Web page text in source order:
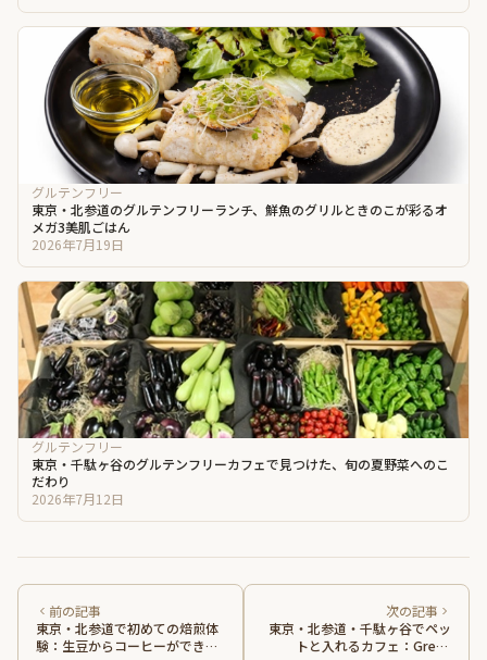
グルテンフリー
東京・北参道のグルテンフリーランチ、鮮魚のグリルときのこが彩るオ
メガ3美肌ごはん
2026年7月19日
グルテンフリー
東京・千駄ヶ谷のグルテンフリーカフェで見つけた、旬の夏野菜へのこ
だわり
2026年7月12日
前の記事
東京・北参道で初めての焙煎体
験：生豆からコーヒーができる
次の記事
東京・北参道・千駄ヶ谷でペッ
トと入れるカフェ：Green